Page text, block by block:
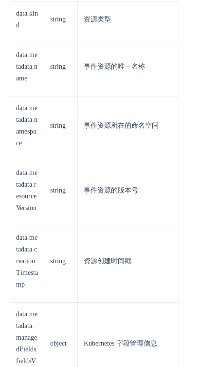
data.kin
d
string 资源类型
data.me
tadata.n
ame
string 事件资源的唯一名称
data.me
tadata.n
amespa
ce
string 事件资源所在的命名空间
data.me
tadata.r
esource
Version
string 事件资源的版本号
data.me
tadata.c
reation
Timesta
mp
string 资源创建时间戳
data.me
tadata.
manage
dFields.
fieldsV
object Kubernetes 字段管理信息